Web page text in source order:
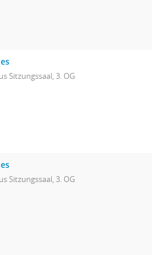
Sitzungssaal, 3. OG
Sitzungssaal, 3. OG